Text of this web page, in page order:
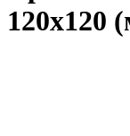
120х120